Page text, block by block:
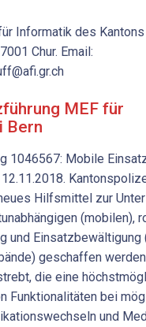
Informatik des Kantons
Chur. Email:
MEF für
Bern
1046567: Mobile
Hilfsmittel zur
(mobilen),
und Einsatzbewältigung
geschaffen
die eine
Funktionalitäten bei
und